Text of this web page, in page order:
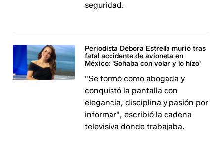
seguridad.
Periodista Débora Estrella murió tras
fatal accidente de avioneta en
México: 'Soñaba con volar y lo hizo'
"Se formó como abogada y
conquistó la pantalla con
elegancia, disciplina y pasión por
informar", escribió la cadena
televisiva donde trabajaba.